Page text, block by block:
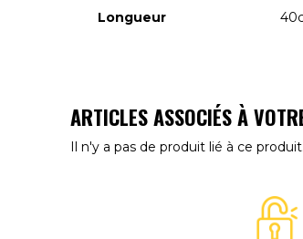
Longueur
ARTICLES ASSOCIÉS À
Il n'y a pas de produit lié à ce produit.